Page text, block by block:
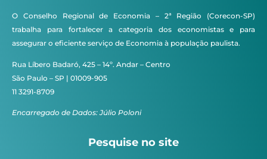
O Conselho Regional de Economia – 2ª Região (Corecon-SP)
trabalha para fortalecer a categoria dos economistas e para
assegurar o eficiente serviço de Economia à população paulista.
Rua Líbero Badaró, 425 – 14º. Andar – Centro
São Paulo – SP | 01009-905
11 3291-8709
Encarregado de Dados: Júlio Poloni
Pesquise no site